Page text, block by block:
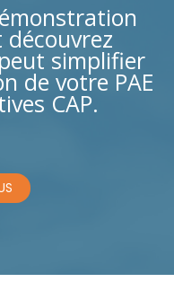
découvrez
simplifier
de votre PAE
CAP.